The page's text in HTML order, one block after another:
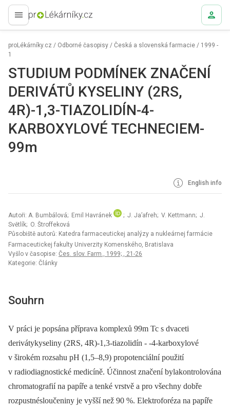
proLékaře.cz
proLékárníky.cz / Odborné časopisy / Česká a slovenská farmacie / 1999 -
1
STUDIUM PODMÍNEK ZNAČENÍ
DERIVÁTŮ KYSELINY (2RS,
4R)-1,3-TIAZOLIDÍN-4-
KARBOXYLOVÉ TECHNECIEM-
99m
English info
Autoři: A. Bumbálová; Emil Havránek
; J. Ja’afreh; V. Kettmann; J.
Světlík; O. Štroffeková
Působiště autorů: Katedra farmaceutickej analýzy a nukleárnej farmácie
Farmaceutickej fakulty Univerzity Komenského, Bratislava
Vyšlo v časopise: Čes. slov. Farm., 1999; , 21-26
Kategorie: Články
Souhrn
V práci je popsána příprava komplexů 99m Tc s dvaceti
derivátykyseliny (2RS, 4R)-1,3-tiazolidín -⁠ -4-karboxylové
v širokém rozsahu pH (1,5–8,9) propotenciální použití
v radiodiagnostické medicíně. Účinnost značení bylakontrolována
chromatografií na papíře a tenké vrstvě a pro všechny dobře
rozpustnésloučeniny je vyšší než 90 %. Elektroforéza na papíře